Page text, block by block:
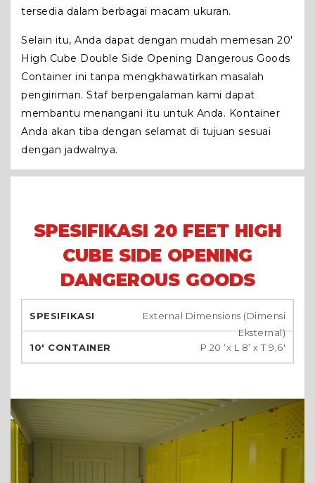
tersedia dalam berbagai macam ukuran.
Selain itu, Anda dapat dengan mudah memesan 20′
High Cube Double Side Opening Dangerous Goods
Container ini tanpa mengkhawatirkan masalah
pengiriman. Staf berpengalaman kami dapat
membantu menangani itu untuk Anda. Kontainer
Anda akan tiba dengan selamat di tujuan sesuai
dengan jadwalnya.
SPESIFIKASI 20 FEET HIGH
CUBE SIDE OPENING
DANGEROUS GOODS
External Dimensions (Dimensi
Eksternal)
P 20 ‘x L 8’ x T 9,6′